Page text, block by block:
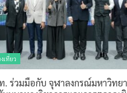
เที่ยว
. ร่วมมือกับ จุฬาลงกรณ์มหาวิทย